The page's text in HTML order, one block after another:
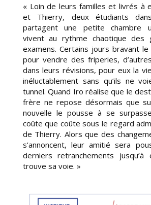
« Loin de leurs familles et livrés à
et Thierry, deux étudiants
partagent une petite chambre
vivent au rythme chaotique des
examens. Certains jours bravant le
pour vendre des friperies,
dans leurs révisions, pour eux la
inéluctablement sans qu’ils ne
tunnel. Quand Iro réalise que le
frère ne repose désormais que
nouvelle le pousse à se
coûte que coûte sous le regard
de Thierry. Alors que des
s’annoncent, leur amitié sera
derniers retranchements jusqu’à
trouve sa voie. »